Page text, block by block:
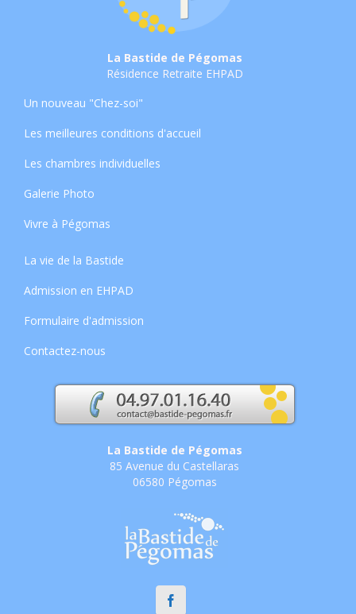
La Bastide de Pégomas
Résidence Retraite EHPAD
Un nouveau "Chez-soi"
Les meilleures conditions d'accueil
Les chambres individuelles
Galerie Photo
Vivre à Pégomas
La vie de la Bastide
Admission en EHPAD
Formulaire d'admission
Contactez-nous
La Bastide de Pégomas
85 Avenue du Castellaras
06580 Pégomas